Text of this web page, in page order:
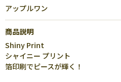
アップルワン
商品説明
Shiny Print
シャイニー プリント
箔印刷でピースが輝く！